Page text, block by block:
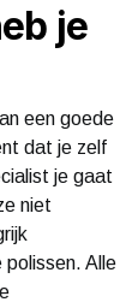
je
een goede
dat je zelf
je gaat
niet
polissen. Alle